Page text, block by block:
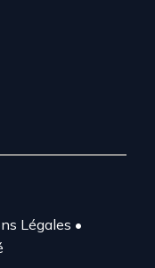
Légales •